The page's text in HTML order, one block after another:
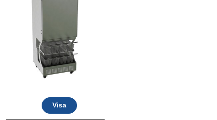
Visa